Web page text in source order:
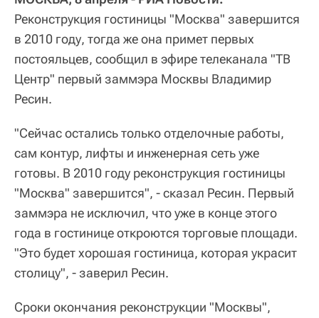
Реконструкция гостиницы "Москва" завершится
в 2010 году, тогда же она примет первых
постояльцев, сообщил в эфире телеканала "ТВ
Центр" первый заммэра Москвы Владимир
Ресин.
"Сейчас остались только отделочные работы,
сам контур, лифты и инженерная сеть уже
готовы. В 2010 году реконструкция гостиницы
"Москва" завершится", - сказал Ресин. Первый
заммэра не исключил, что уже в конце этого
года в гостинице откроются торговые площади.
"Это будет хорошая гостиница, которая украсит
столицу", - заверил Ресин.
Сроки окончания реконструкции "Москвы",